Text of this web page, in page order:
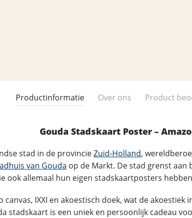
Productinformatie Over ons Product
Gouda Stadskaart Poster –
stad in de provincieZuid-Holland,
van Gouda op de Markt. De stad grenst aan
ook allemaal hun eigen stadskaartposters
IXXI en akoestisch doek, wat de
stadskaart is een uniek en persoonlijk cadeau